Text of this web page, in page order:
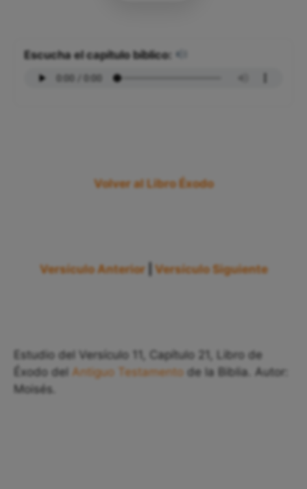
Escucha el capítulo bíblico:
Volver al Libro Éxodo
Versículo Anterior Versículo Siguiente
Estudio del Versículo 11, Capítulo 21, Libro de
Éxodo del Antiguo Testamento de la Biblia. Autor:
Moisés.